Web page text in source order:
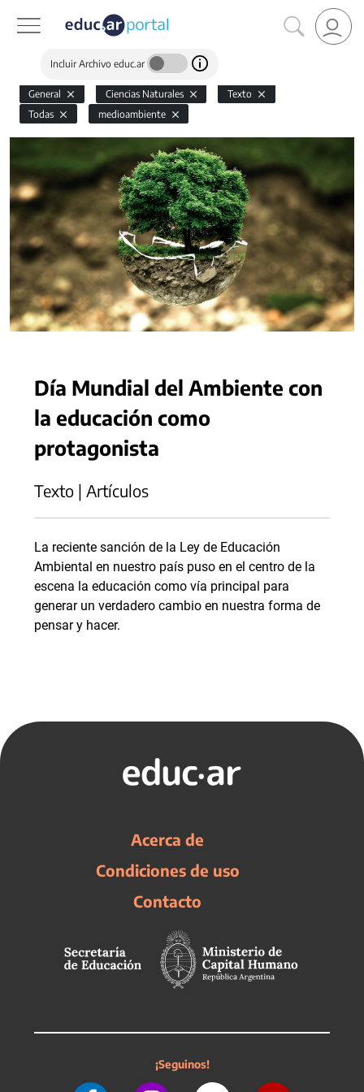
Incluir Archivo educ.ar
General Ciencias Naturales
Texto
Todas
medioambiente
Día Mundial del Ambiente con
la educación como
protagonista
Texto | Artículos
La reciente sanción de la Ley de Educación
Ambiental en nuestro país puso en el centro de la
escena la educación como vía principal para
generar un verdadero cambio en nuestra forma de
pensar y hacer.
Acerca de
Condiciones de uso
Contacto
¡Seguinos!